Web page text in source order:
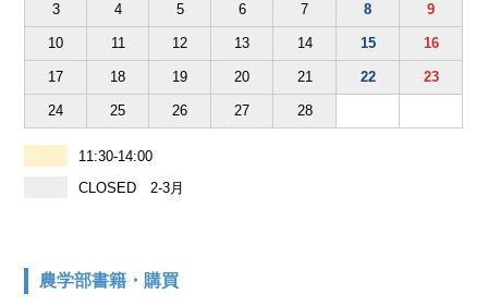
3 4 5 6 7 8 9
10 11 12 13 14 15 16
17 18 19 20 21 22 23
24 25 26 27 28
11:30-14:00
CLOSED 2-3月
農学部書籍・購買